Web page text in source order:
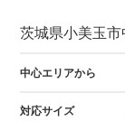
茨城県小美玉市
中心エリアから
対応サイズ